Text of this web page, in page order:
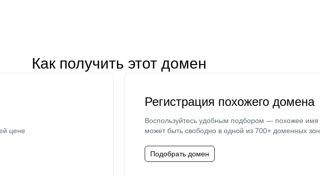
Как получить этот домен
цене
Регистрация похожего домена
Воспользуйтесь удобным подбором — похожее имя
может быть свободно в одной из 700+ доменных зон.
Подобрать домен